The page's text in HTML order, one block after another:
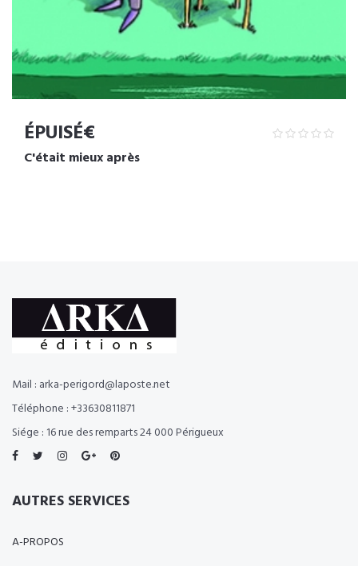
ÉPUISÉ€
C'était mieux après
Mail : arka-perigord@laposte.net
Téléphone : +33630811871
Siége : 16 rue des remparts 24 000 Périgueux
AUTRES SERVICES
A-PROPOS